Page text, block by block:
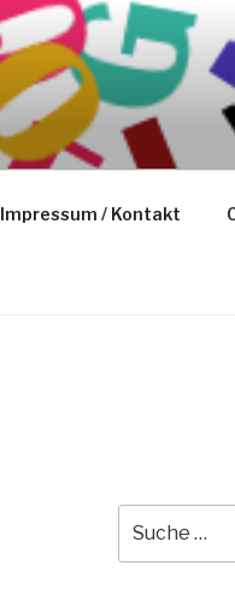
Impressum / Kontakt
nach: